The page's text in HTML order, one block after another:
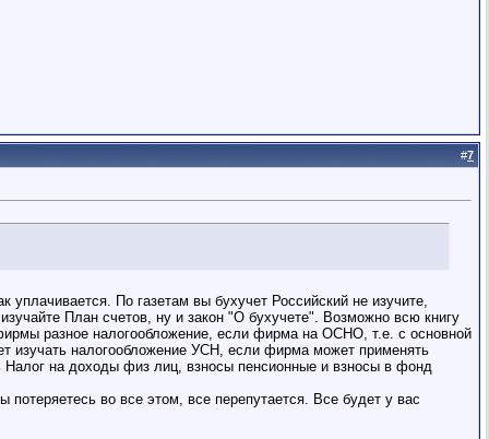
#7
По газетам вы бухучет Российский не изучите,
План счетов, ну и закон "О бухучете". Возможно всю книгу
разное налогообложение, если фирма на ОСНО, т.е. с основной
изучать налогообложение УСН, если фирма может применять
на доходы физ лиц, взносы пенсионные и взносы в фонд
во все этом, все перепутается. Все будет у вас